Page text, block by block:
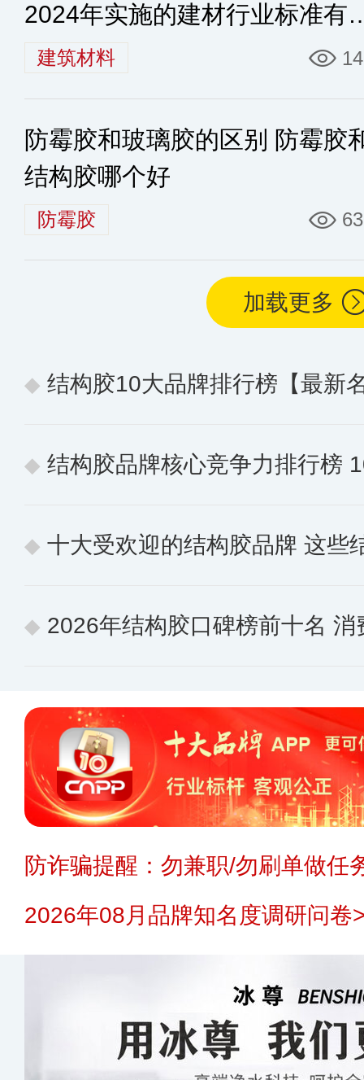
2024年实施的建材行业标准有
些建筑材料
防霉胶和玻璃胶的区别 防霉胶
结构胶哪个好
防霉胶
加载更多
结构胶10大品牌排行榜【最新
结构胶品牌核心竞争力排行榜 10个
十大受欢迎的结构胶品牌 这些
2026年结构胶口碑榜前十名 消费
防诈骗提醒：勿兼职/勿刷单做任
2026年08月品牌知名度调研问卷